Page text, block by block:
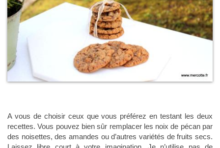
A vous de choisir ceux que vous préférez en testant les deux
recettes. Vous pouvez bien sûr remplacer les noix de pécan par
des noisettes, des amandes ou d’autres variétés de fruits secs.